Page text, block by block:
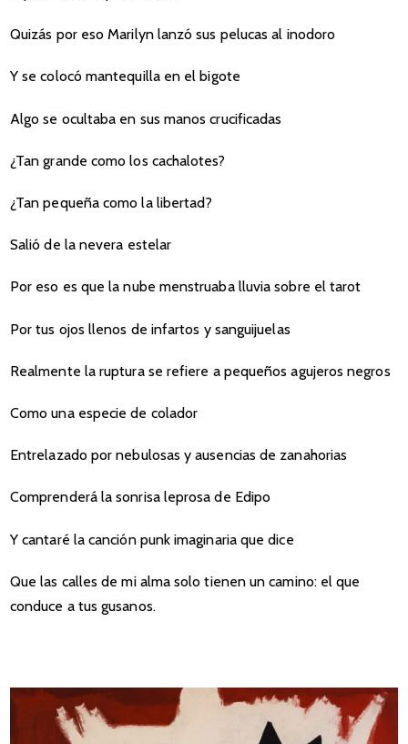
Quizás por eso Marilyn lanzó sus pelucas al inodoro
Y se colocó mantequilla en el bigote
Algo se ocultaba en sus manos crucificadas
¿Tan grande como los cachalotes?
¿Tan pequeña como la libertad?
Salió de la nevera estelar
Por eso es que la nube menstruaba lluvia sobre el tarot
Por tus ojos llenos de infartos y sanguijuelas
Realmente la ruptura se refiere a pequeños agujeros negros
Como una especie de colador
Entrelazado por nebulosas y ausencias de zanahorias
Comprenderá la sonrisa leprosa de Edipo
Y cantaré la canción punk imaginaria que dice
Que las calles de mi alma solo tienen un camino: el que
conduce a tus gusanos.